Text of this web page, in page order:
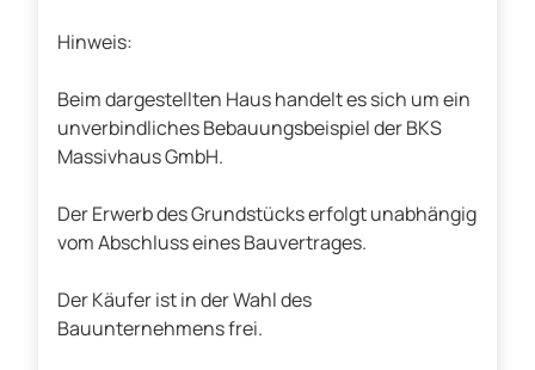
Hinweis:
Beim dargestellten Haus handelt es sich um ein
unverbindliches Bebauungsbeispiel der BKS
Massivhaus GmbH.
Der Erwerb des Grundstücks erfolgt unabhängig
vom Abschluss eines Bauvertrages.
Der Käufer ist in der Wahl des
Bauunternehmens frei.